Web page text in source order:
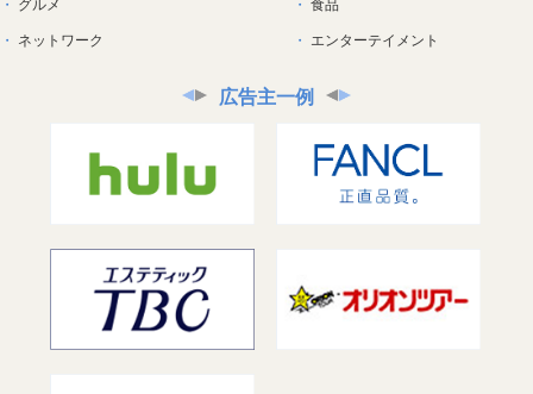
グルメ
ネットワーク
食品
エンターテイメント
広告主一例